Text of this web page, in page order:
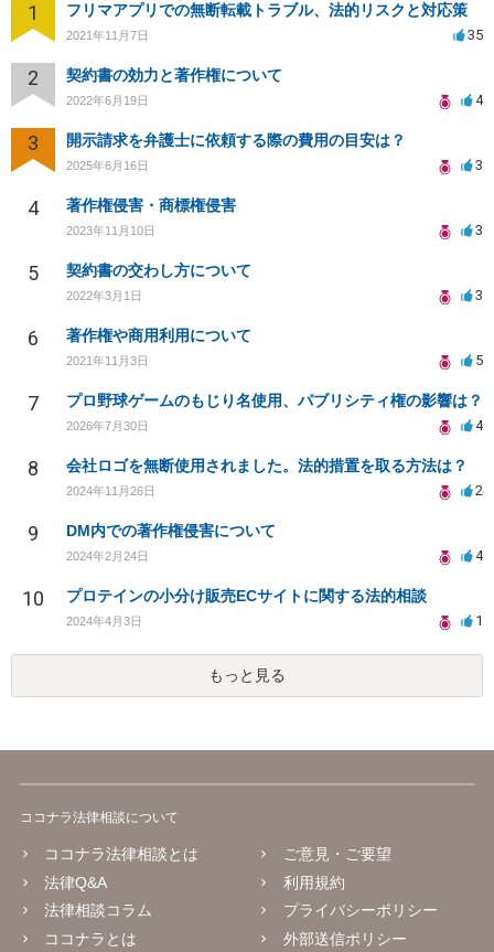
1 フリマアプリでの無断転載トラブル、法的リスクと対応策
2021年11月7日 35
2 契約書の効力と著作権について
2022年6月19日 4
3 開示請求を弁護士に依頼する際の費用の目安は？
2025年6月16日 3
4 著作権侵害・商標権侵害
2023年11月10日 3
5 契約書の交わし方について
2022年3月1日 3
6 著作権や商用利用について
2021年11月3日 5
7 プロ野球ゲームのもじり名使用、パブリシティ権の影響は？
2026年7月30日 4
8 会社ロゴを無断使用されました。法的措置を取る方法は？
2024年11月26日 2
9 DM内での著作権侵害について
2024年2月24日 4
10 プロテインの小分け販売ECサイトに関する法的相談
2024年4月3日 1
もっと見る
ココナラ法律相談について
ココナラ法律相談とは
法律Q&A
法律相談コラム
ココナラとは
ご意見・ご要望
利用規約
プライバシーポリシー
外部送信ポリシー